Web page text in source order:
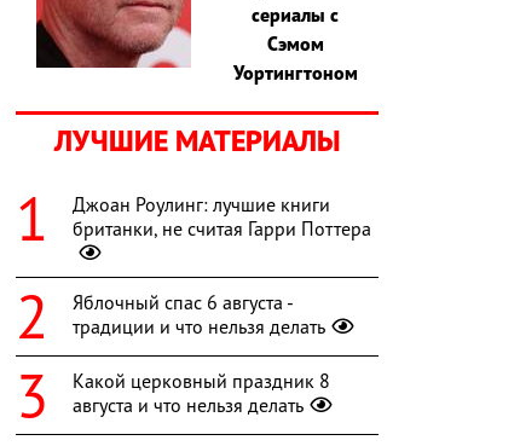
сериалы с
Сэмом
Уортингтоном
ЛУЧШИЕ МАТЕРИАЛЫ
Джоан Роулинг: лучшие книги
британки, не считая Гарри Поттера
Яблочный спас 6 августа -
традиции и что нельзя делать
Какой церковный праздник 8
августа и что нельзя делать